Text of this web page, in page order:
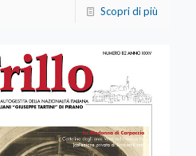
Scopri di più